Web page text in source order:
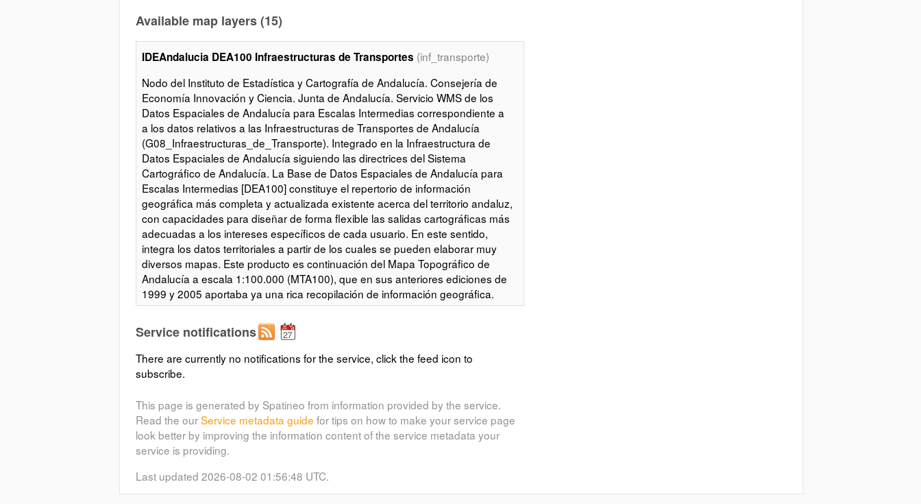
Available map layers (15)
IDEAndalucia DEA100 Infraestructuras de Transportes (inf_transporte)
Nodo del Instituto de Estadística y Cartografía de Andalucía. Consejería de
Economía Innovación y Ciencia. Junta de Andalucía. Servicio WMS de los
Datos Espaciales de Andalucía para Escalas Intermedias correspondiente a
a los datos relativos a las Infraestructuras de Transportes de Andalucía
(G08_Infraestructuras_de_Transporte). Integrado en la Infraestructura de
Datos Espaciales de Andalucía siguiendo las directrices del Sistema
Cartográfico de Andalucía. La Base de Datos Espaciales de Andalucía para
Escalas Intermedias [DEA100] constituye el repertorio de información
geográfica más completa y actualizada existente acerca del territorio andaluz,
con capacidades para diseñar de forma flexible las salidas cartográficas más
adecuadas a los intereses específicos de cada usuario. En este sentido,
integra los datos territoriales a partir de los cuales se pueden elaborar muy
diversos mapas. Este producto es continuación del Mapa Topográfico de
Andalucía a escala 1:100.000 (MTA100), que en sus anteriores ediciones de
1999 y 2005 aportaba ya una rica recopilación de información geográfica.
Esta información, que tuvo su origen en el Atlas de Andalucía, se compilaba
en una imagen cartográfica a escala 1:100.000 conformando un mapa en el
sentido clásico, aunque en soporte digital. Este MTA100 constituía una
representación de la región con alta precisión geométrica, de forma continua,
con una variedad de capas temáticas de información y con una cierta
tiempo en el principal referente planimétrico para la mayoría de los Sistemas
de Información Geográfica que se han venido implantando en Andalucía.
[DEA100] es un producto del Sistema Cartográfico de Andalucía. Su
constitución ha proporcionado un nuevo contexto organizativo que ha
permitido concebir este producto desde nuevas líneas de trabajo,
innovadores métodos de producción y resultados muy diferentes. La
Service notifications
There are currently no notifications for the service, click the feed icon to
subscribe.
This page is generated by Spatineo from information provided by the service.
Read the ourService metadata guide for tips on how to make your service page
look better by improving the information content of the service metadata your
service is providing.
Last updated 2026-08-02 01:56:48 UTC.